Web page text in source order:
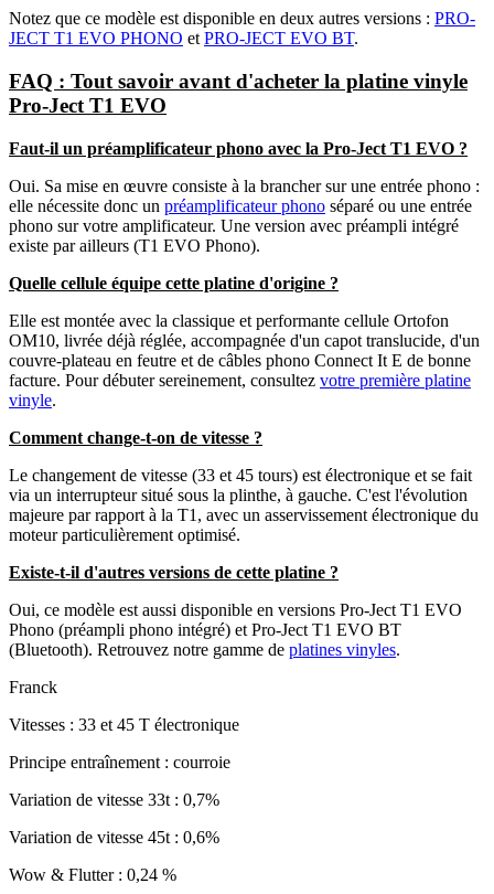
Notez que ce modèle est disponible en deux autres versions : PRO-
JECT T1 EVO PHONO etPRO-JECT EVO BT.
FAQ : Tout savoir avant d'acheter la platine vinyle
Pro-Ject T1 EVO
Faut-il un préamplificateur phono avec la Pro-Ject T1 EVO ?
Oui. Sa mise en œuvre consiste à la brancher sur une entrée phono :
elle nécessite donc un préamplificateur phono séparé ou une entrée
phono sur votre amplificateur. Une version avec préampli intégré
existe par ailleurs (T1 EVO Phono).
Quelle cellule équipe cette platine d'origine ?
Elle est montée avec la classique et performante cellule Ortofon
OM10, livrée déjà réglée, accompagnée d'un capot translucide, d'un
couvre-plateau en feutre et de câbles phono Connect It E de bonne
facture. Pour débuter sereinement, consultez votre première platine
vinyle.
Comment change-t-on de vitesse ?
Le changement de vitesse (33 et 45 tours) est électronique et se fait
via un interrupteur situé sous la plinthe, à gauche. C'est l'évolution
majeure par rapport à la T1, avec un asservissement électronique du
moteur particulièrement optimisé.
Existe-t-il d'autres versions de cette platine ?
Oui, ce modèle est aussi disponible en versions Pro-Ject T1 EVO
Phono (préampli phono intégré) et Pro-Ject T1 EVO BT
(Bluetooth). Retrouvez notre gamme de platines vinyles.
Franck
Vitesses : 33 et 45 T électronique
Principe entraînement : courroie
Variation de vitesse 33t : 0,7%
Variation de vitesse 45t : 0,6%
Wow & Flutter : 0,24 %